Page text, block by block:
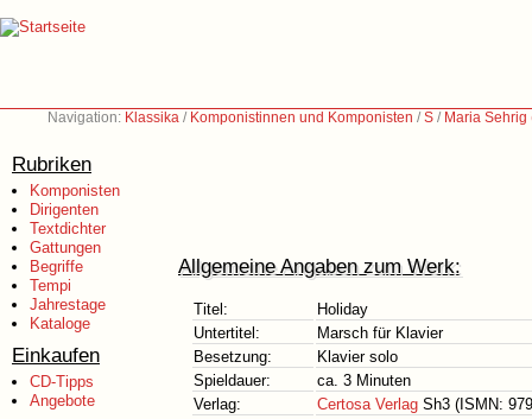
Navigation: Klassika / Komponistinnen und Komponisten /S / Maria
Rubriken
Komponisten
Dirigenten
Textdichter
Gattungen
Begriffe
Tempi
Jahrestage
Kataloge
Einkaufen
CD-Tipps
Angebote
Allgemeine Angaben zum Werk:
Titel:
Holiday
Untertitel:
Marsch für Klavier
Besetzung:
Klavier solo
Spieldauer:
ca. 3 Minuten
Verlag:
Certosa Verlag Sh3 (ISMN: